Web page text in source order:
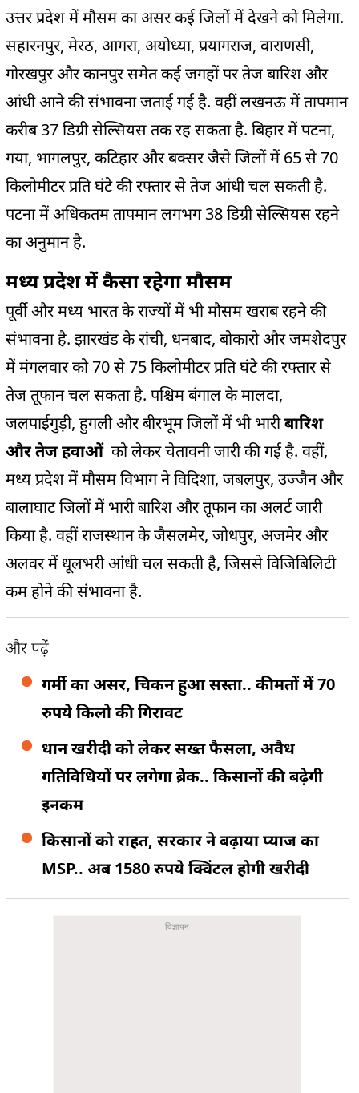
उत्तर प्रदेश में मौसम का असर कई जिलों में देखने को मिलेगा.
सहारनपुर, मेरठ, आगरा, अयोध्या, प्रयागराज, वाराणसी,
गोरखपुर और कानपुर समेत कई जगहों पर तेज बारिश और
आंधी आने की संभावना जताई गई है. वहीं लखनऊ में तापमान
करीब 37 डिग्री सेल्सियस तक रह सकता है. बिहार में पटना,
गया, भागलपुर, कटिहार और बक्सर जैसे जिलों में 65 से 70
किलोमीटर प्रति घंटे की रफ्तार से तेज आंधी चल सकती है.
पटना में अधिकतम तापमान लगभग 38 डिग्री सेल्सियस रहने
का अनुमान है.
मध्य प्रदेश में कैसा रहेगा मौसम
पूर्वी और मध्य भारत के राज्यों में भी मौसम खराब रहने की
संभावना है. झारखंड के रांची, धनबाद, बोकारो और जमशेदपुर
में मंगलवार को 70 से 75 किलोमीटर प्रति घंटे की रफ्तार से
तेज तूफान चल सकता है. पश्चिम बंगाल के मालदा,
जलपाईगुड़ी, हुगली और बीरभूम जिलों में भी भारीबारिश
और तेज हवाओंको लेकर चेतावनी जारी की गई है. वहीं,
मध्य प्रदेश में मौसम विभाग ने विदिशा, जबलपुर, उज्जैन और
बालाघाट जिलों में भारी बारिश और तूफान का अलर्ट जारी
किया है. वहीं राजस्थान के जैसलमेर, जोधपुर, अजमेर और
अलवर में धूलभरी आंधी चल सकती है, जिससे विजिबिलिटी
कम होने की संभावना है.
और पढ़ें
गर्मी का असर, चिकन हुआ सस्ता.. कीमतों में 70
रुपये किलो की गिरावट
धान खरीदी को लेकर सख्त फैसला, अवैध
गतिविधियों पर लगेगा ब्रेक.. किसानों की बढ़ेगी
इनकम
किसानों को राहत, सरकार ने बढ़ाया प्याज का
MSP.. अब 1580 रुपये क्विंटल होगी खरीदी